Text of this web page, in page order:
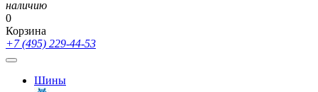
наличию
0
Корзина
+7 (495) 229-44-53
Шины